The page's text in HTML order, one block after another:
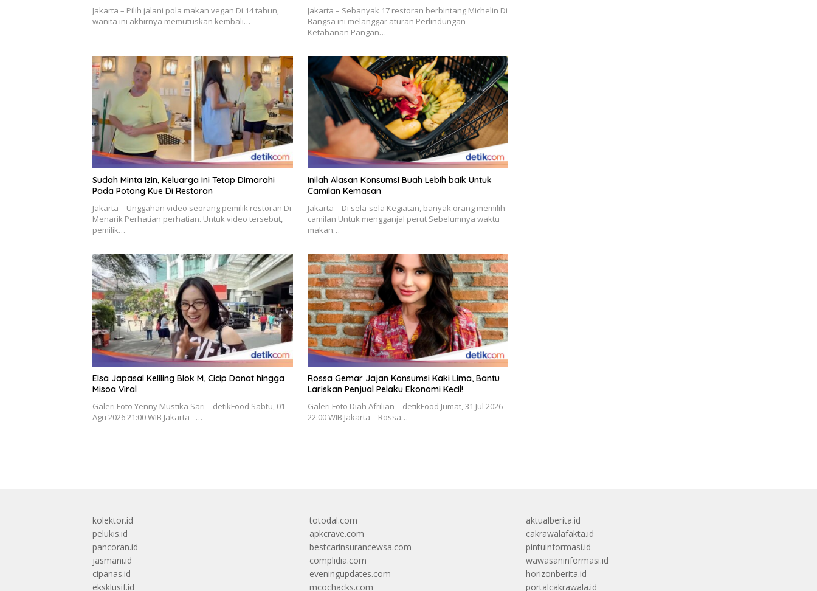
Jakarta – Pilih jalani pola makan vegan Di 14 tahun,
wanita ini akhirnya memutuskan kembali…
Jakarta – Sebanyak 17 restoran berbintang Michelin Di
Bangsa ini melanggar aturan Perlindungan
Ketahanan Pangan…
Sudah Minta Izin, Keluarga Ini Tetap Dimarahi
Pada Potong Kue Di Restoran
Jakarta – Unggahan video seorang pemilik restoran Di
Menarik Perhatian perhatian. Untuk video tersebut,
pemilik…
Inilah Alasan Konsumsi Buah Lebih baik Untuk
Camilan Kemasan
Jakarta – Di sela-sela Kegiatan, banyak orang memilih
camilan Untuk mengganjal perut Sebelumnya waktu
makan…
Elsa Japasal Keliling Blok M, Cicip Donat hingga
Misoa Viral
Galeri Foto Yenny Mustika Sari – detikFood Sabtu, 01
Agu 2026 21:00 WIB Jakarta –…
Rossa Gemar Jajan Konsumsi Kaki Lima, Bantu
Lariskan Penjual Pelaku Ekonomi Kecil!
Galeri Foto Diah Afrilian – detikFood Jumat, 31 Jul 2026
22:00 WIB Jakarta – Rossa…
kolektor.id
pelukis.id
pancoran.id
jasmani.id
cipanas.id
eksklusif.id
totodal.com
apkcrave.com
bestcarinsurancewsa.com
complidia.com
eveningupdates.com
mcochacks.com
aktualberita.id
cakrawalafakta.id
pintuinformasi.id
wawasaninformasi.id
horizonberita.id
portalcakrawala.id